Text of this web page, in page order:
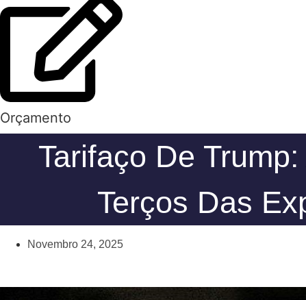
Orçamento
Tarifaço De
Terços Das
Novembro 24, 2025